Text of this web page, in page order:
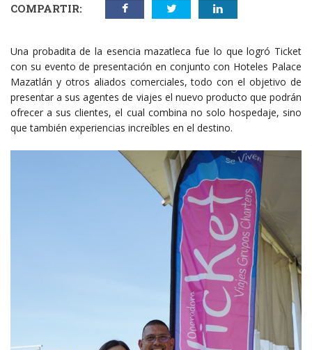
COMPARTIR:
Una probadita de la esencia mazatleca fue lo que logró Ticket
con su evento de presentación en conjunto con Hoteles Palace
Mazatlán y otros aliados comerciales, todo con el objetivo de
presentar a sus agentes de viajes el nuevo producto que podrán
ofrecer a sus clientes, el cual combina no solo hospedaje, sino
que también experiencias increíbles en el destino.